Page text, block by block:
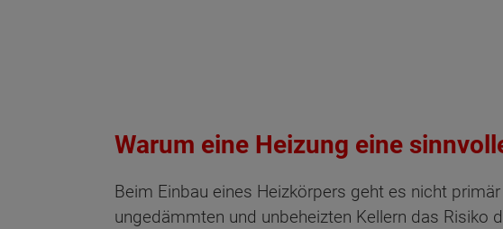
Warum eine Heizung eine
Beim Einbau eines Heizkörpers geht es nicht
ungedämmten und unbeheizten Kellern das